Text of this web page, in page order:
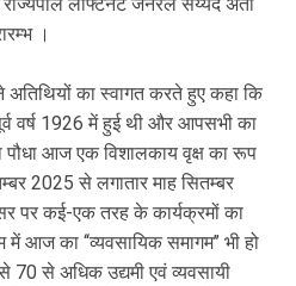
।
का स्वागत करते हुए कहा कि
वर्ष 1926 में हुई थी और आपसभी का
पौधा आज एक विशालकाय वृक्ष का रूप
2025 से लगातार माह सितम्बर
पर कई-एक तरह के कार्यक्रमों का
आज का ‘‘व्यवसायिक समागम’’ भी हो
70 से अधिक उद्यमी एवं व्यवसायी